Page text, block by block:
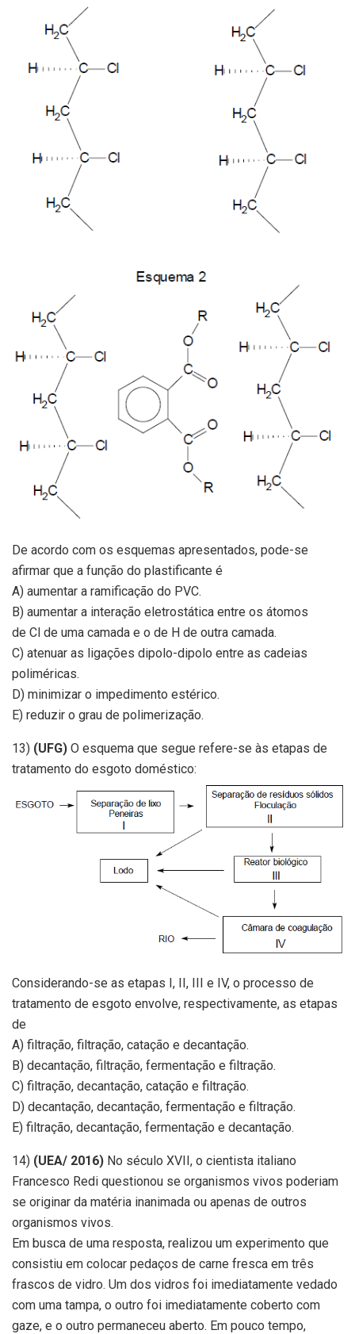
De acordo com os esquemas apresentados, pode-se
afirmar que a função do plastificante é
A) aumentar a ramificação do PVC.
B) aumentar a interação eletrostática entre os átomos
de Cl de uma camada e o de H de outra camada.
C) atenuar as ligações dipolo-dipolo entre as cadeias
poliméricas.
D) minimizar o impedimento estérico.
E) reduzir o grau de polimerização.
13) (UFG) O esquema que segue refere-se às etapas de
tratamento do esgoto doméstico:
Considerando-se as etapas I, II, III e IV, o processo de
tratamento de esgoto envolve, respectivamente, as etapas
de
A) filtração, filtração, catação e decantação.
B) decantação, filtração, fermentação e filtração.
C) filtração, decantação, catação e filtração.
D) decantação, decantação, fermentação e filtração.
E) filtração, decantação, fermentação e decantação.
14) (UEA/ 2016) No século XVII, o cientista italiano
Francesco Redi questionou se organismos vivos poderiam
se originar da matéria inanimada ou apenas de outros
organismos vivos.
Em busca de uma resposta, realizou um experimento que
consistiu em colocar pedaços de carne fresca em três
frascos de vidro. Um dos vidros foi imediatamente vedado
com uma tampa, o outro foi imediatamente coberto com
gaze, e o outro permaneceu aberto. Em pouco tempo,